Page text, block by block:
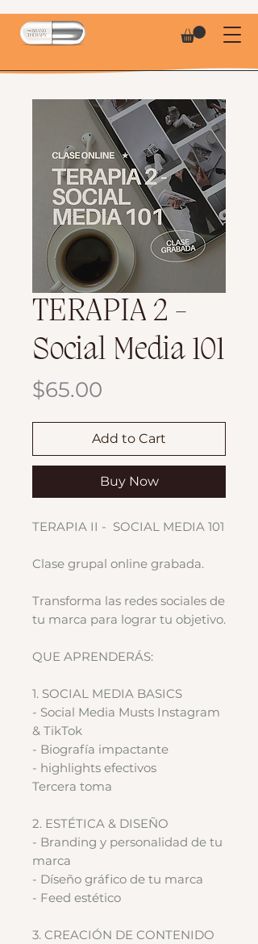
TERAPIA 2 -
Social Media 101
$65.00
Add to Cart
Buy Now
TERAPIA II - SOCIAL MEDIA 101
Clase grupal online grabada.
Transforma las redes sociales de
tu marca para lograr tu objetivo.
QUE APRENDERÁS:
1. SOCIAL MEDIA BASICS
- Social Media Musts Instagram
& TikTok
- Biografía impactante
- highlights efectivos
Tercera toma
2. ESTÉTICA & DISEÑO
- Branding y personalidad de tu
marca
- Díseño gráfico de tu marca
- Feed estético
3. CREACIÓN DE CONTENIDO